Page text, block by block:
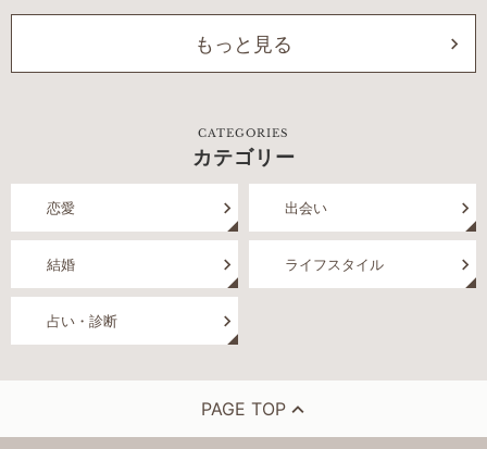
もっと見る
CATEGORIES
カテゴリー
恋愛 出会い
結婚 ライフスタイル
占い・診断
PAGE TOP